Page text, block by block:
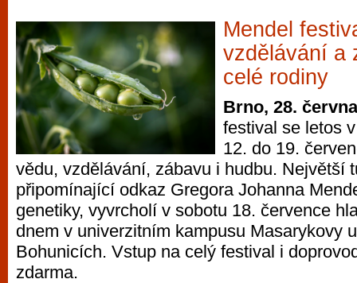
Mendel
vzdělávání a
celé rodiny
Brno, 28.
festival se letos
12. do 19.
vědu, vzdělávání, zábavu i hudbu. Největší
připomínající odkaz Gregora Johanna
genetiky, vyvrcholí v sobotu 18. července
dnem v univerzitním kampusu Masarykovy
Bohunicích. Vstup na celý festival i
zdarma.